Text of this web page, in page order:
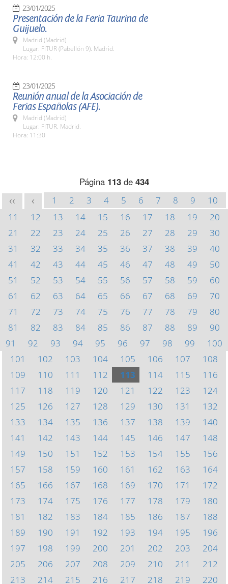
23/01/2025
Presentación de la Feria Taurina de
Guijuelo.
Madrid (Madrid)
Lugar: FITUR (Pabellón 9). Madrid.
Hora: 12:00 h.
23/01/2025
Reunión anual de la Asociación de
Ferias Españolas (AFE).
Madrid (Madrid)
Lugar: FITUR. Madrid.
Hora: 11:30
Página 113de 434
<< < 1 2 3 4 5 6 7 8 9
10
11
12 13 14 15 16 17 18 19
20
21
22 23 24 25 26 27 28 29
30
31
32 33 34 35 36 37 38 39
40
41
42 43 44 45 46 47 48 49
50
51
52 53 54 55 56 57 58 59
60
61
62 63 64 65 66 67 68 69
70
71
72 73 74 75 76 77 78 79
80
81
82 83 84 85 86 87 88 89
90
91
92 93 94 95 96 97 98 99
100
101
102 103 104 105 106 107
108
109
110 111 112 113 114 115
116
117
118 119 120 121 122 123
124
125
126 127 128 129 130 131
132
133
134 135 136 137 138 139
140
141
142 143 144 145 146 147
148
149
150 151 152 153 154 155
156
157
158 159 160 161 162 163
164
165
166 167 168 169 170 171
172
173
174 175 176 177 178 179
180
181
182 183 184 185 186 187
188
189
190 191 192 193 194 195
196
197
198 199 200 201 202 203
204
205
206 207 208 209 210 211
212
213
214 215 216 217 218 219 220